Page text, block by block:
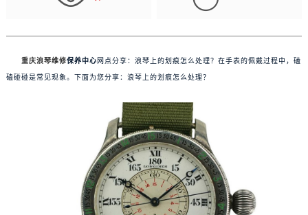
重庆浪琴维修保养中心 网点分享：浪琴上的划痕怎么处理？在手表的佩戴过程中，磕
磕碰碰是常见现象。下面为您分享：浪琴上的划痕怎么处理？